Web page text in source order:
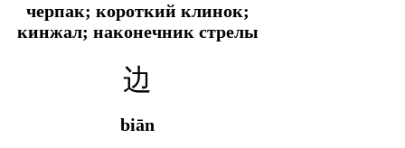
черпак; короткий клинок;
кинжал; наконечник стрелы
边
biān